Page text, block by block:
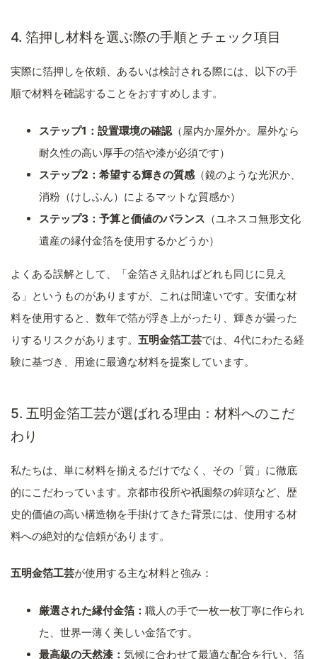
4. 箔押し材料を選ぶ際の手順とチェック項目
実際に箔押しを依頼、あるいは検討される際には、以下の手
順で材料を確認することをおすすめします。
ステップ1：設置環境の確認（屋内か屋外か。屋外なら
耐久性の高い厚手の箔や漆が必須です）
ステップ2：希望する輝きの質感（鏡のような光沢か、
消粉（けしふん）によるマットな質感か）
ステップ3：予算と価値のバランス （ユネスコ無形文化
遺産の縁付金箔を使用するかどうか）
よくある誤解として、「金箔さえ貼ればどれも同じに見え
る」というものがありますが、これは間違いです。安価な材
料を使用すると、数年で箔が浮き上がったり、輝きが曇った
りするリスクがあります。 五明金箔工芸では、4代にわたる経
験に基づき、用途に最適な材料を提案しています。
5. 五明金箔工芸が選ばれる理由：材料へのこだ
わり
私たちは、単に材料を揃えるだけでなく、その「質」に徹底
的にこだわっています。京都市役所や祇園祭の鉾頭など、歴
史的価値の高い構造物を手掛けてきた背景には、使用する材
料への絶対的な信頼があります。
五明金箔工芸が使用する主な材料と強み：
厳選された縁付金箔： 職人の手で一枚一枚丁寧に作られ
た、世界一薄く美しい金箔です。
最高級の天然漆： 気候に合わせて最適な配合を行い、箔